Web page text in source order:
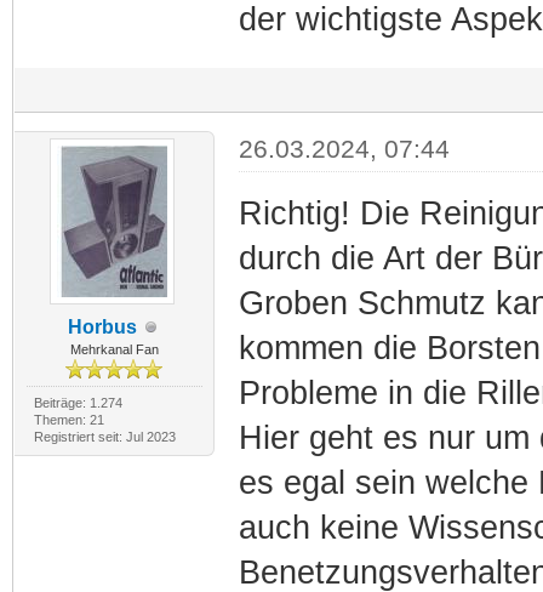
der wichtigste
Horbus
Mehrkanal Fan
Beiträge: 1.274
Themen: 21
Registriert seit: Jul 2023
26.03.2024, 07:44
Richtig! Die
durch die Art der
Groben Schmutz
kommen die
Probleme in die
Hier geht es nur
es egal sein welche
auch keine